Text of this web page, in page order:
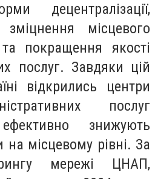
децентралізації,
місцевого
покращення якості
послуг. Завдяки цій
відкрились центри
послуг
знижують
на місцевому рівні. За
мережі ЦНАП,